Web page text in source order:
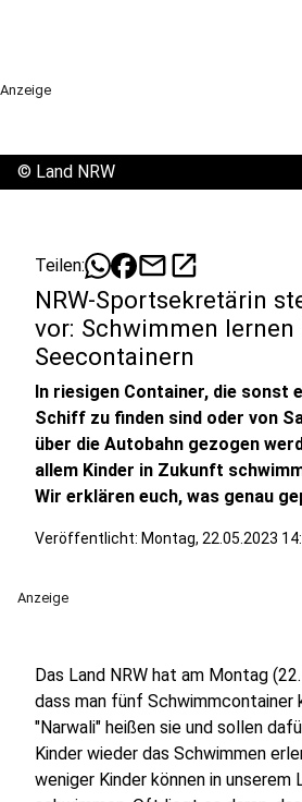
Anzeige
© Land NRW
Teilen: mailopen_in_new
NRW-Sportsekretärin
vor: Schwimmen lernen
Seecontainern
In riesigen Container, die sonst
Schiff zu finden sind oder von
über die Autobahn gezogen
allem Kinder in Zukunft
Wir erklären euch, was genau
Veröffentlicht: Montag, 22.05.2023
Anzeige
Das Land NRW hat am Montag
dass man fünf Schwimmcontainer
"Narwali" heißen sie und sollen
Kinder wieder das Schwimmen
weniger Kinder können in unserem